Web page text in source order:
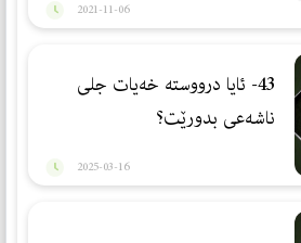
2021-11-06
43- ئایا درووستە خەیات جلی
ناشەعی بدورێت؟
2025-03-16